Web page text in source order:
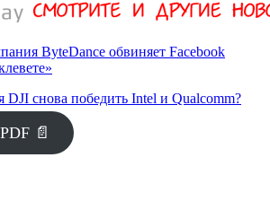
ByteDance обвиняет Facebook
снова победить Intel и Qualcomm?
PDF 📄